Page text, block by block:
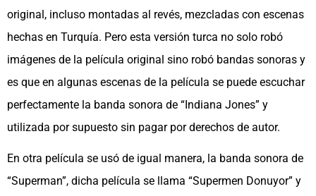
original, incluso montadas al revés, mezcladas con escenas
hechas en Turquía. Pero esta versión turca no solo robó
imágenes de la película original sino robó bandas sonoras y
es que en algunas escenas de la película se puede escuchar
perfectamente la banda sonora de “Indiana Jones” y
utilizada por supuesto sin pagar por derechos de autor.
En otra película se usó de igual manera, la banda sonora de
“Superman”, dicha película se llama “Supermen Donuyor” y